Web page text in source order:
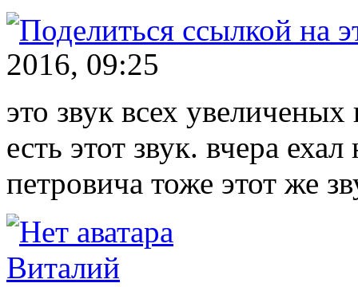
2016, 09:25
это звук всех
есть этот звук. вчера
петровича тоже этот же
Виталий